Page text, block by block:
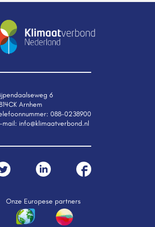
6
Arnhem
088-0238900
mail: info@klimaatverbond.nl
Onze Europese partners